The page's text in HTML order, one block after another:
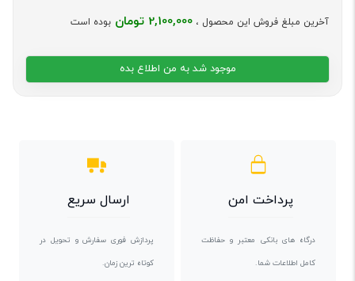
آخرین مبلغ فروش این محصول ، 2,100,000 تومان بوده است
موجود شد به من اطلاع بده
پرداخت امن
درگاه های بانکی معتبر و حفاظت
کامل اطلاعات شما.
ارسال سریع
پردازش فوری سفارش و تحویل در
کوتاه ترین زمان.